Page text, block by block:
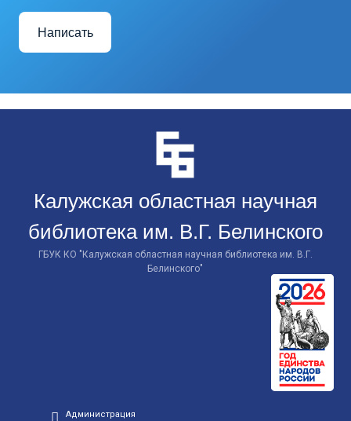
Написать
Калужская областная научная
библиотека им. В.Г. Белинского
ГБУК КО "Калужская областная научная библиотека им. В.Г.
Белинского"
Администрация